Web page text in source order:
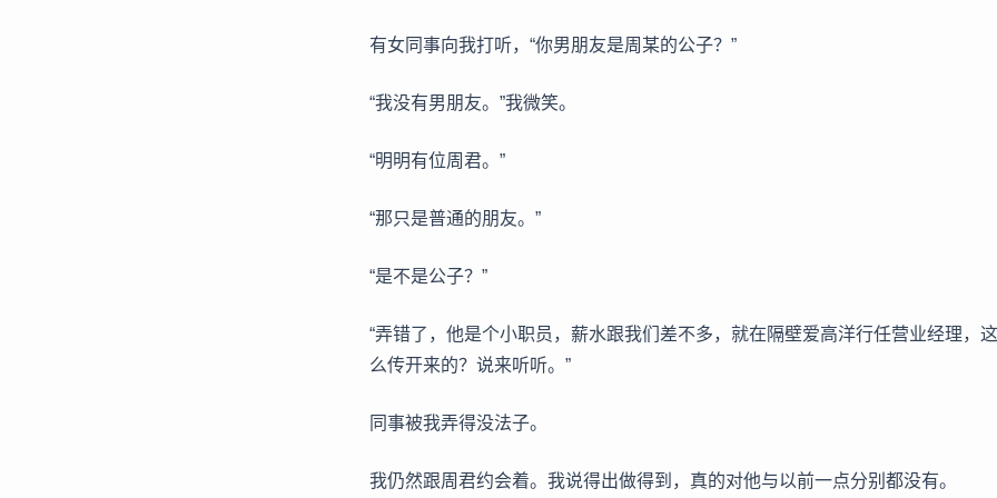
有女同事向我打听，“你男朋友是周某的公子？”
“我没有男朋友。”我微笑。
“明明有位周君。”
“那只是普通的朋友。”
“是不是公子？”
“弄错了，他是个小职员，薪水跟我们差不多，就在隔壁爱高洋行任营业经理，
么传开来的？说来听听。”
同事被我弄得没法子。
我仍然跟周君约会着。我说得出做得到，真的对他与以前一点分别都没有。